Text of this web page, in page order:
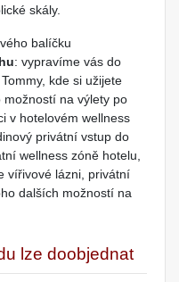
skály.
balíčku
: vypravíme vás do
kde si užijete
na výlety po
v hotelovém wellness
privátní vstup do
wellness zóně hotelu,
vířivové lázni, privátní
dalších možností na
lze doobjednat